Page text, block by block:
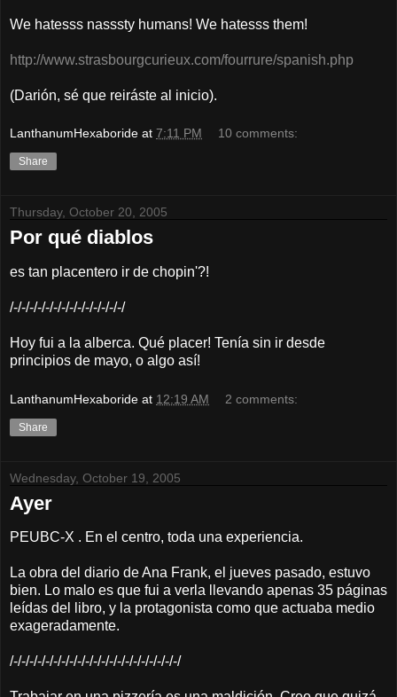
We hatesss nasssty humans! We hatesss them!
http://www.strasbourgcurieux.com/fourrure/spanish.php
(Darión, sé que reiráste al inicio).
LanthanumHexaboride at 7:11 PM 10 comments:
Share
Thursday, October 20, 2005
Por qué diablos
es tan placentero ir de chopin'?!
/-/-/-/-/-/-/-/-/-/-/-/-/-/-/
Hoy fui a la alberca. Qué placer! Tenía sin ir desde
principios de mayo, o algo así!
LanthanumHexaboride at 12:19 AM 2 comments:
Share
Wednesday, October 19, 2005
Ayer
PEUBC-X . En el centro, toda una experiencia.
La obra del diario de Ana Frank, el jueves pasado, estuvo
bien. Lo malo es que fui a verla llevando apenas 35 páginas
leídas del libro, y la protagonista como que actuaba medio
exageradamente.
/-/-/-/-/-/-/-/-/-/-/-/-/-/-/-/-/-/-/-/-/-/